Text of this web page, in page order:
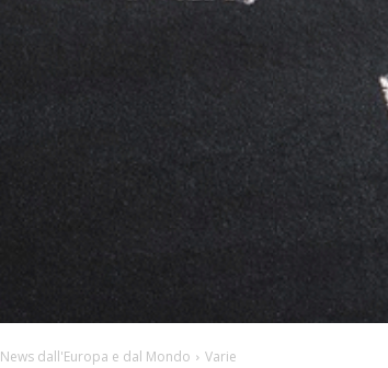
News dall'Europa e dal Mondo Varie